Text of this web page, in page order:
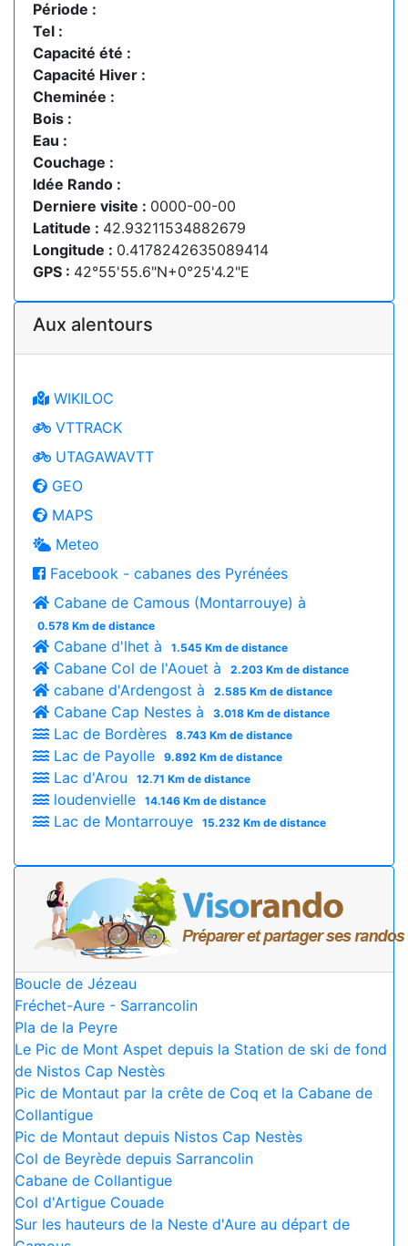
Période :
Tel :
Capacité été :
Capacité Hiver :
Cheminée :
Bois :
Eau :
Couchage :
Idée Rando :
Derniere visite : 0000-00-00
Latitude : 42.93211534882679
Longitude : 0.4178242635089414
GPS : 42°55'55.6"N+0°25'4.2"E
Aux alentours
WIKILOC
VTTRACK
UTAGAWAVTT
GEO
MAPS
Meteo
Facebook - cabanes des Pyrénées
Cabane de Camous (Montarrouye) à
0.578 Km de distance
Cabane d'lhet à 1.545 Km de distance
Cabane Col de l'Aouet à 2.203 Km de distance
cabane d'Ardengost à 2.585 Km de distance
Cabane Cap Nestes à 3.018 Km de distance
Lac de Bordères 8.743 Km de distance
Lac de Payolle 9.892 Km de distance
Lac d'Arou 12.71 Km de distance
loudenvielle 14.146 Km de distance
Lac de Montarrouye 15.232 Km de distance
Boucle de Jézeau
Fréchet-Aure - Sarrancolin
Pla de la Peyre
Le Pic de Mont Aspet depuis la Station de ski de fond
de Nistos Cap Nestès
Pic de Montaut par la crête de Coq et la Cabane de
Collantigue
Pic de Montaut depuis Nistos Cap Nestès
Col de Beyrède depuis Sarrancolin
Cabane de Collantigue
Col d'Artigue Couade
Sur les hauteurs de la Neste d'Aure au départ de